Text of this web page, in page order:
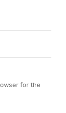
for the